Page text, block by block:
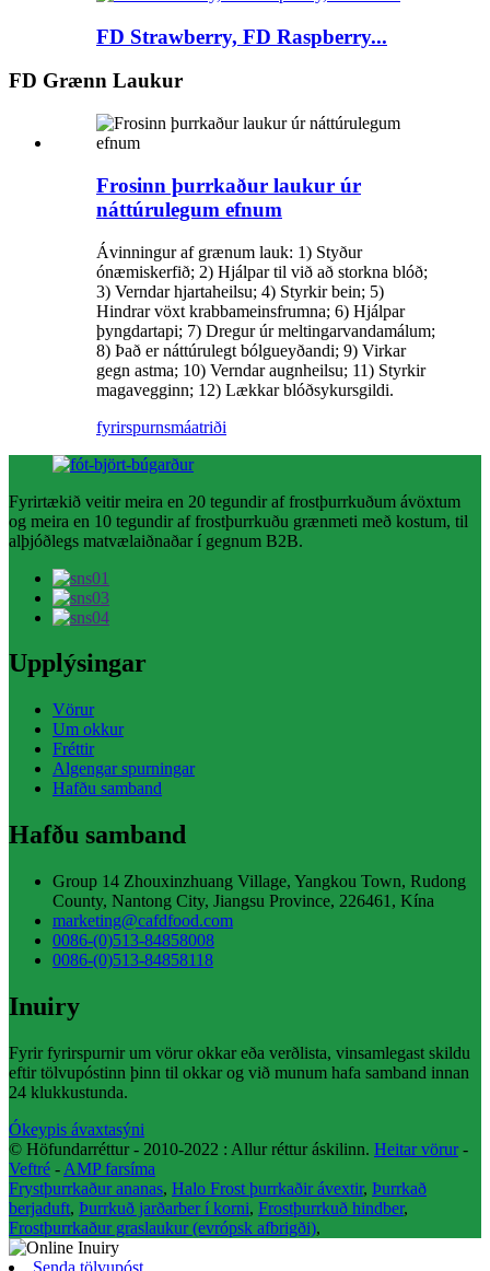
FD Strawberry, FD Raspberry...
FD Grænn Laukur
Frosinn þurrkaður laukur úr
náttúrulegum efnum
Ávinningur af grænum lauk: 1) Styður
ónæmiskerfið; 2) Hjálpar til við að storkna blóð;
3) Verndar hjartaheilsu; 4) Styrkir bein; 5)
Hindrar vöxt krabbameinsfrumna; 6) Hjálpar
þyngdartapi; 7) Dregur úr meltingarvandamálum;
8) Það er náttúrulegt bólgueyðandi; 9) Virkar
gegn astma; 10) Verndar augnheilsu; 11) Styrkir
magavegginn; 12) Lækkar blóðsykursgildi.
fyrirspurnsmáatriði
Fyrirtækið veitir meira en 20 tegundir af frostþurrkuðum ávöxtum
og meira en 10 tegundir af frostþurrkuðu grænmeti með kostum, til
alþjóðlegs matvælaiðnaðar í gegnum B2B.
Upplýsingar
Vörur
Um okkur
Fréttir
Algengar spurningar
Hafðu samband
Hafðu samband
Group 14 Zhouxinzhuang Village, Yangkou Town, Rudong
County, Nantong City, Jiangsu Province, 226461, Kína
marketing@cafdfood.com
0086-(0)513-84858008
0086-(0)513-84858118
Inuiry
Fyrir fyrirspurnir um vörur okkar eða verðlista, vinsamlegast skildu
eftir tölvupóstinn þinn til okkar og við munum hafa samband innan
24 klukkustunda.
Ókeypis ávaxtasýni
© Höfundarréttur - 2010-2022 : Allur réttur áskilinn. Heitar vörur-
Veftré - AMP farsíma
Frystþurrkaður ananas, Halo Frost þurrkaðir ávextir, Þurrkað
berjaduft, Þurrkuð jarðarber í korni, Frostþurrkuð hindber,
Frostþurrkaður graslaukur (evrópsk afbrigði),
Senda tölvupóst